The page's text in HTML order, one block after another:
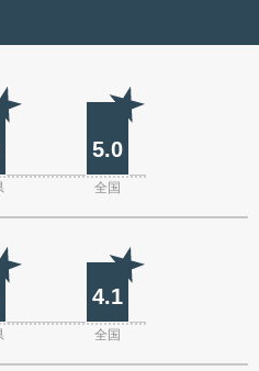
5.0
全国
4.1
全国